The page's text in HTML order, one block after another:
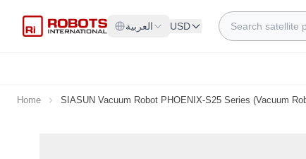
العربية USD
Search
Home SIASUN Vacuum Robot PHOENIX-S25 Series (Vacuum